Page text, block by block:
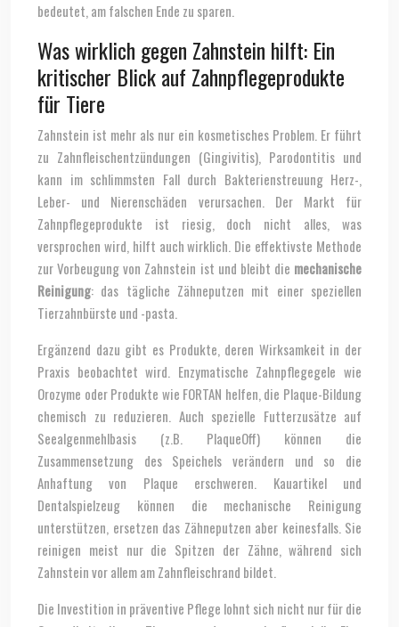
bedeutet, am falschen Ende zu sparen.
Was wirklich gegen Zahnstein hilft: Ein
kritischer Blick auf Zahnpflegeprodukte
für Tiere
Zahnstein ist mehr als nur ein kosmetisches Problem. Er führt
zu Zahnfleischentzündungen (Gingivitis), Parodontitis und
kann im schlimmsten Fall durch Bakterienstreuung Herz-,
Leber- und Nierenschäden verursachen. Der Markt für
Zahnpflegeprodukte ist riesig, doch nicht alles, was
versprochen wird, hilft auch wirklich. Die effektivste Methode
zur Vorbeugung von Zahnstein ist und bleibt die mechanische
Reinigung: das tägliche Zähneputzen mit einer speziellen
Tierzahnbürste und -pasta.
Ergänzend dazu gibt es Produkte, deren Wirksamkeit in der
Praxis beobachtet wird. Enzymatische Zahnpflegegele wie
Orozyme oder Produkte wie FORTAN helfen, die Plaque-Bildung
chemisch zu reduzieren. Auch spezielle Futterzusätze auf
Seealgenmehlbasis (z.B. PlaqueOff) können die
Zusammensetzung des Speichels verändern und so die
Anhaftung von Plaque erschweren. Kauartikel und
Dentalspielzeug können die mechanische Reinigung
unterstützen, ersetzen das Zähneputzen aber keinesfalls. Sie
reinigen meist nur die Spitzen der Zähne, während sich
Zahnstein vor allem am Zahnfleischrand bildet.
Die Investition in präventive Pflege lohnt sich nicht nur für die